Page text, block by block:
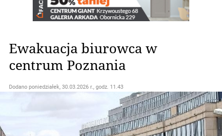
Ewakuacja biurowca w
centrum Poznania
Dodano poniedziałek, 30.03.2026 r., godz. 11.43